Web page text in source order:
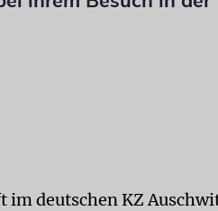
im deutschen KZ